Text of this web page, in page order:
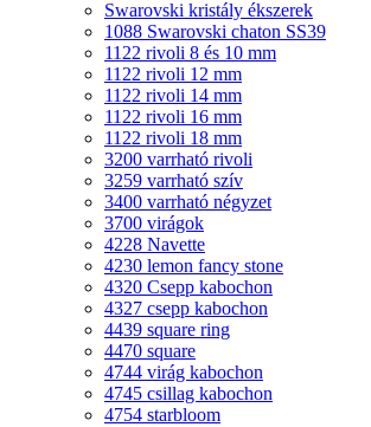
Swarovski kristály ékszerek
1088 Swarovski chaton SS39
1122 rivoli 8 és 10 mm
1122 rivoli 12 mm
1122 rivoli 14 mm
1122 rivoli 16 mm
1122 rivoli 18 mm
3200 varrható rivoli
3259 varrható szív
3400 varrható négyzet
3700 virágok
4228 Navette
4230 lemon fancy stone
4320 Csepp kabochon
4327 csepp kabochon
4439 square ring
4470 square
4744 virág kabochon
4745 csillag kabochon
4754 starbloom